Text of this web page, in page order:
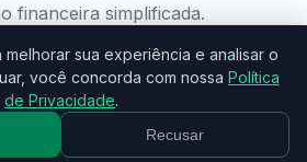
financeira simplificada.
Todos os direitos reservados.
sua experiência e analisar o
você concorda com nossa Política
de Privacidade.
Recusar